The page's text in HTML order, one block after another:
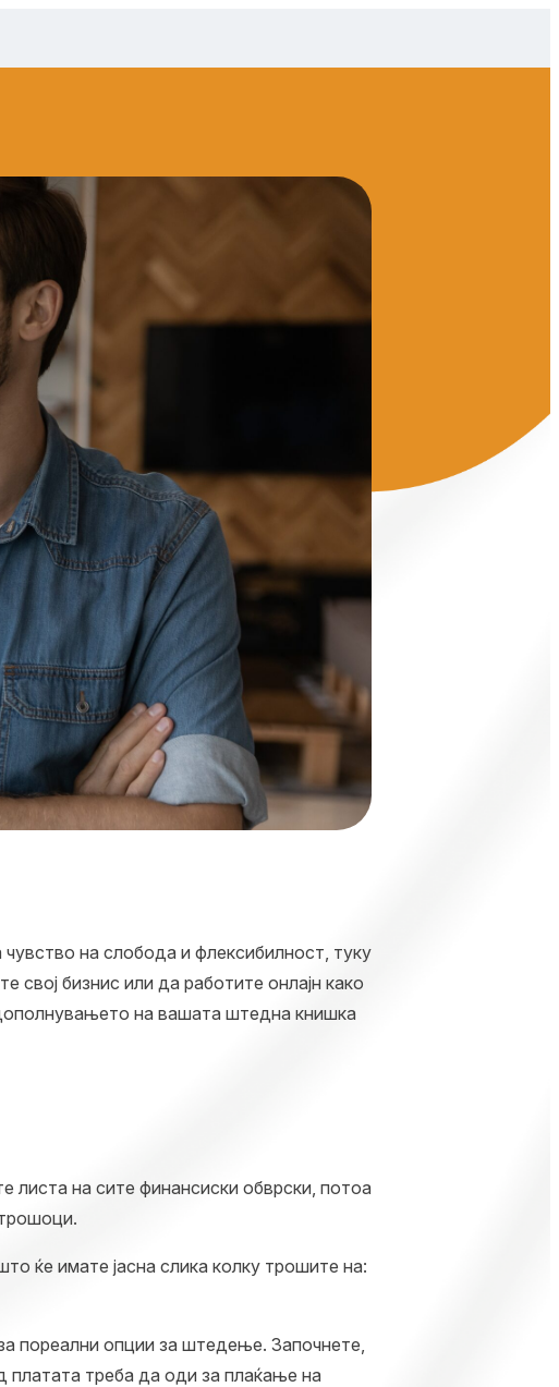
на слобода и флексибилност, туку
бизнис или да работите онлајн како
на вашата штедна книшка
листа на сите финансиски обврски, потоа
ќе имате јасна слика колку трошите на:
пореални опции за штедење. Започнете,
треба да оди за плаќање на